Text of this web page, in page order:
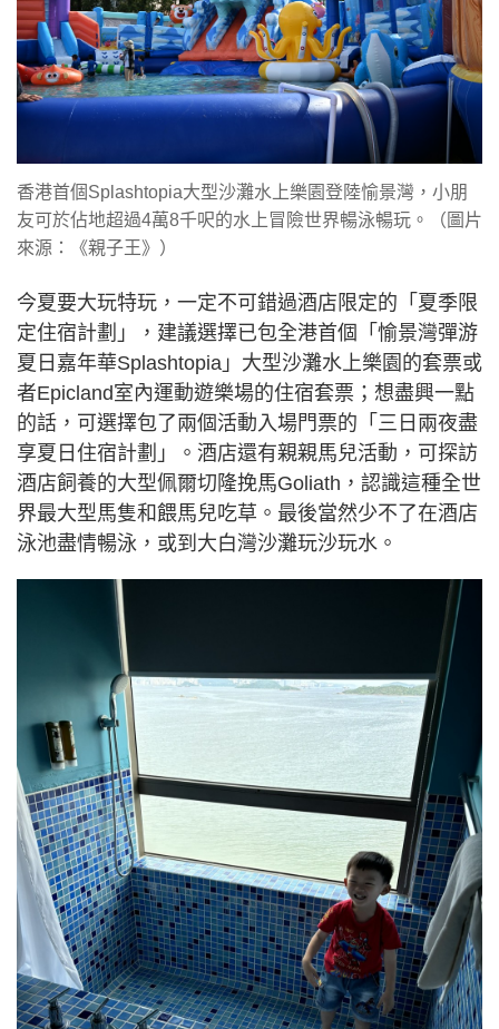
香港首個Splashtopia大型沙灘水上樂園登陸愉景灣，小朋
友可於佔地超過4萬8千呎的水上冒險世界暢泳暢玩。（圖片
來源：《親子王》）
今夏要大玩特玩，一定不可錯過酒店限定的「夏季限
定住宿計劃」，建議選擇已包全港首個「愉景灣彈游
夏日嘉年華Splashtopia」大型沙灘水上樂園的套票或
者Epicland室內運動遊樂場的住宿套票；想盡興一點
的話，可選擇包了兩個活動入場門票的「三日兩夜盡
享夏日住宿計劃」。酒店還有親親馬兒活動，可探訪
酒店飼養的大型佩爾切隆挽馬Goliath，認識這種全世
界最大型馬隻和餵馬兒吃草。最後當然少不了在酒店
泳池盡情暢泳，或到大白灣沙灘玩沙玩水。